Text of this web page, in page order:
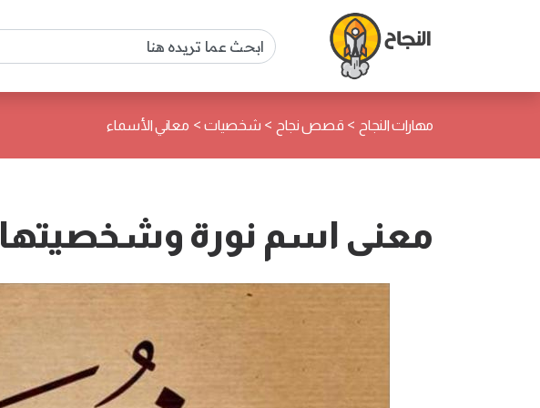
مهارات النجاح > قصص نجاح > شخصيات > معاني الأسماء
معنى اسم نورة وشخصيتها